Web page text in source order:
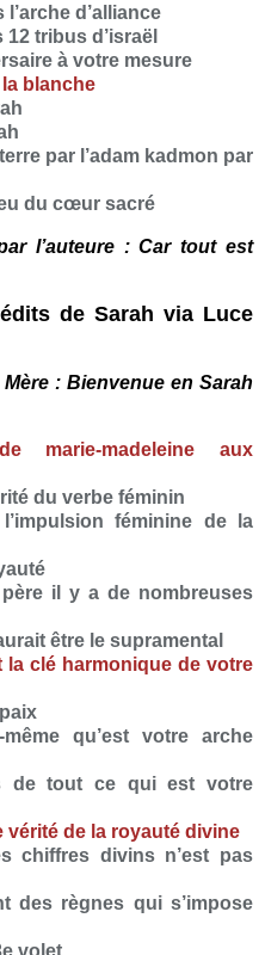
d’alliance
tribus d’israël
à votre mesure
blanche
par l’adam kadmon par
du cœur sacré
l’auteure : Car tout est
de Sarah via Luce
: Bienvenue en Sarah
marie-madeleine aux
du verbe féminin
féminine de la
il y a de nombreuses
être le supramental
la clé harmonique de votre
qu’est votre arche
de tout ce qui est votre
vérité de la royauté divine
chiffres divins n’est pas
des règnes qui s’impose
volet